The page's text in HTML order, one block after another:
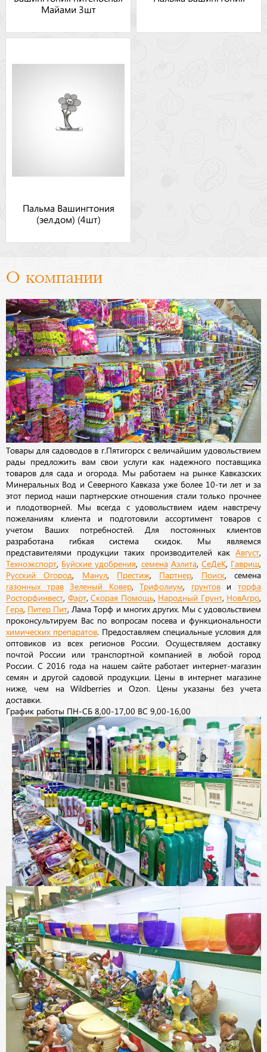
Майами 3шт
Пальма Вашингтония
(эел.дом) (4шт)
О компании
Товары для садоводов в г.Пятигорск с величайшим удовольствием
рады предложить вам свои услуги как надежного поставщика
товаров для сада и огорода. Мы работаем на рынке Кавказских
Минеральных Вод и Северного Кавказа уже более 10-ти лет и за
этот период наши партнерские отношения стали только прочнее
и плодотворней. Мы всегда с удовольствием идем навстречу
пожеланиям клиента и подготовили ассортимент товаров с
учетом Ваших потребностей. Для постоянных клиентов
разработана гибкая система скидок. Мы являемся
представителями продукции таких производителей как Август
Техноэкспорт Буйские удобрения семена Аэлита, СеДеК, Гавриш
Русский Огород Манул, Престиж Партнер Поиск, семена
газонных трав Зеленый Ковер,Трифолиум грунтовиторфа
Росторфинвест Фарт, Скорая Помощь Народный Грунт, НовАгро
Гера Питер Пит , Лама Торф и многих других. Мы с удовольствием
проконсультируем Вас по вопросам посева и функциональности
химических препаратов. Предоставляем специальные условия для
оптовиков из всех регионов России. Осуществляем доставку
почтой России или транспортной компанией в любой город
России. С 2016 года на нашем сайте работает интернет-магазин
семян и другой садовой продукции. Цены в интернет магазине
ниже, чем на Wildberries и Ozon. Цены указаны без учета
доставки.
График работы ПН-СБ 8,00-17,00 ВС 9,00-16,00